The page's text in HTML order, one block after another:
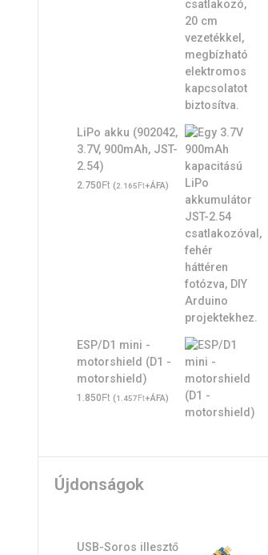
LiPo akku (902042,
3.7V, 900mAh, JST-
2.54)
2.750Ft (2.165Ft+ÁFA)
ESP/D1 mini -
motorshield (D1 -
motorshield)
1.850Ft (1.457Ft+ÁFA)
Újdonságok
USB-Soros illesztő